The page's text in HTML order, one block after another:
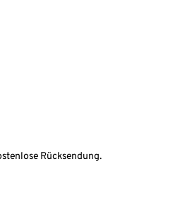
Rücksendung.